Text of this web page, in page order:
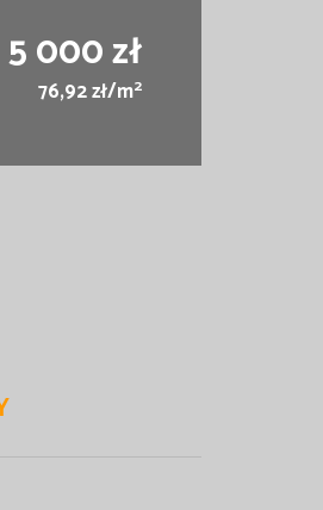
5 000 zł
76,92 zł/m2